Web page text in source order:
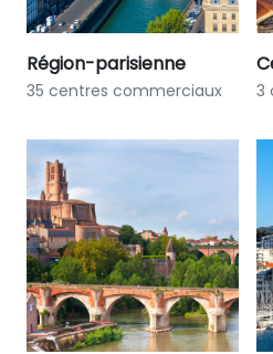
Région-parisienne
35 centres commerciaux 3